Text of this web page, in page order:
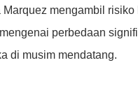
Marquez mengambil
perbedaan
di musim mendatang.